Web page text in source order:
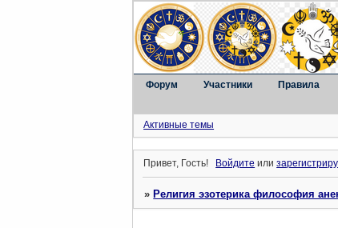
Форум Участники Правила
Активные темы
Привет, Гость! Войдите или
»Религия эзотерика философия